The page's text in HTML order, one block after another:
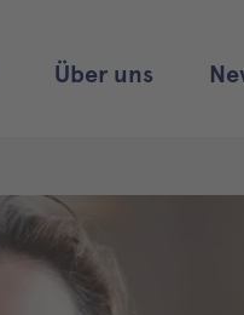
Über uns